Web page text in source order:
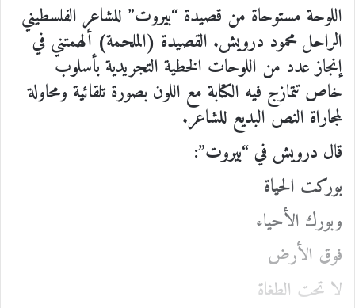
اللوحة مستوحاة من قصيدة “بيروت” للشاعر الفلسطيني
الراحل محمود درويش. القصيدة (الملحمة) ألهمتني في
إنجاز عدد من اللوحات الخطية التجريدية بأسلوب
خاص تتمازج فيه الكتابة مع اللون بصورة تلقائية ومحاولة
لمجاراة النص البديع للشاعر.
قال درويش في “بيروت”:
بوركت الحياة
وبورك الأحياء
فوق الأرض
لا تحت الطغاة